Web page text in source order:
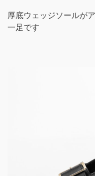
厚底ウェッジソールが
一足です